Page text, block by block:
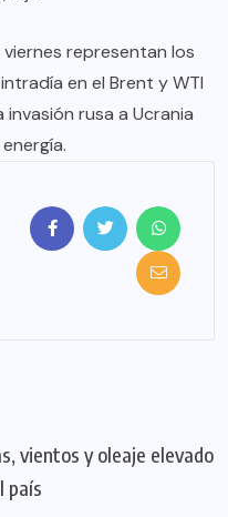
representan los
en el Brent y WTI
rusa a Ucrania
vientos y oleaje elevado
país